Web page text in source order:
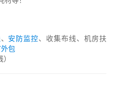
、 安防监控、收集布线、机房扶
包